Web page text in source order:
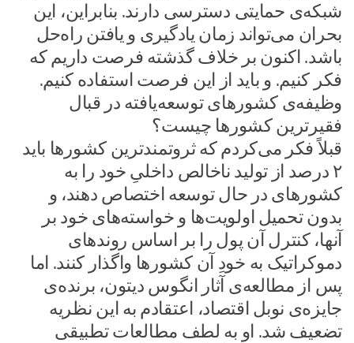
شبکه‌ی حمایتی دسترسی دارند. بنابراین، این
بحران می‌تواند زمان یادگیری و یافتن راه‌حل
باشد. اکنون بر خلاف گذشته فرصت داریم که
فکر کنیم. و باید از این فرصت استفاده کنیم.
وظیفه‌ی کشورهای توسعه‌یافته در قبال
فقیرترین کشورها چیست؟
قبلاً فکر می‌کردم که ثروتمندترین کشورها باید
۲ درصد از تولید ناخالص داخلیِ خود را به
کشورهای در حال توسعه اختصاص دهند، و
بدون تحمیل اولویت‌ها و خواسته‌های خود بر
آنها، کنترل آن پول را بر اساس روندهای
دموکراتیک به خودِ آن کشورها واگذار کنند. اما
پس از مطالعه‌ی آثار انگوس دیتون، برنده‌ی
جایزه‌ی نوبل اقتصاد، اعتقادم به این نظریه
تضعیف شد. او به لطف مطالعات تطبیقی